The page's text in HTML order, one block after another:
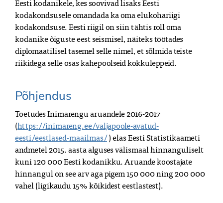
Eesti kodanikele, kes soovivad lisaks Eesti
kodakondsusele omandada ka oma elukohariigi
kodakondsuse. Eesti riigil on siin tähtis roll oma
kodanike õiguste eest seismisel, näiteks töötades
diplomaatilisel tasemel selle nimel, et sõlmida teiste
riikidega selle osas kahepoolseid kokkuleppeid.
Põhjendus
Toetudes Inimarengu aruandele 2016-2017
(https://inimareng.ee/valjapoole-avatud-
eesti/eestlased-maailmas/) elas Eesti Statistikaameti
andmetel 2015. aasta alguses välismaal hinnanguliselt
kuni 120 000 Eesti kodanikku. Aruande koostajate
hinnangul on see arv aga pigem 150 000 ning 200 000
vahel (ligikaudu 15% kõikidest eestlastest).